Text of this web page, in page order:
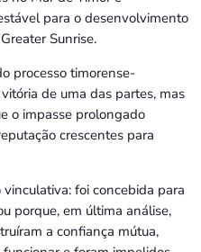
para o desenvolvimento
Sunrise.
processo timorense-
de uma das partes, mas
o impasse prolongado
crescentes para
foi concebida para
porque, em última análise,
a confiança mútua,